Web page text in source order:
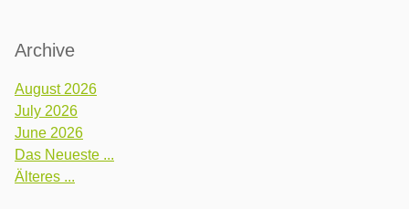
Archive
August 2026
July 2026
June 2026
Das Neueste ...
Älteres ...